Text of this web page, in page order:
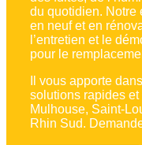
du quotidien. Notre
en neuf et en
l’entretien et le
pour le
Il vous apporte
solutions rapides
Mulhouse, Saint-
Rhin Sud.